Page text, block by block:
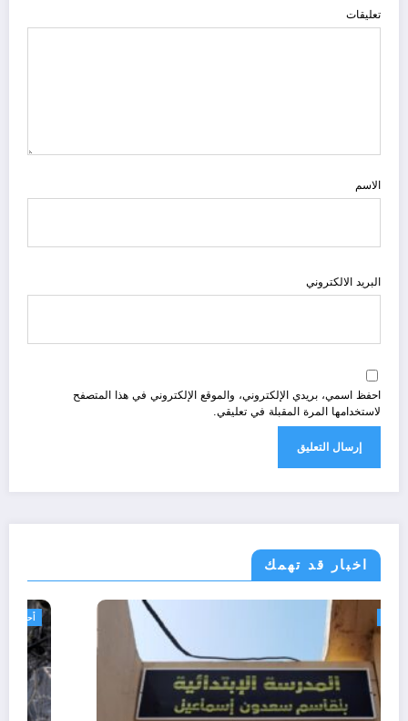
تعليقات
الاسم
البريد الالكتروني
احفظ اسمي، بريدي الإلكتروني، والموقع الإلكتروني في هذا المتصفح
لاستخدامها المرة المقبلة في تعليقي.
اخبار قد تهمك
الجزائر الحدث